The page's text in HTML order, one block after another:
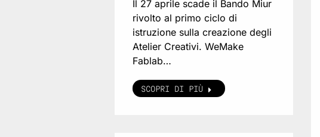
Il 27 aprile scade il Bando Miur
rivolto al primo ciclo di
istruzione sulla creazione degli
Atelier Creativi. WeMake
Fablab…
SCOPRI DI PIÙ